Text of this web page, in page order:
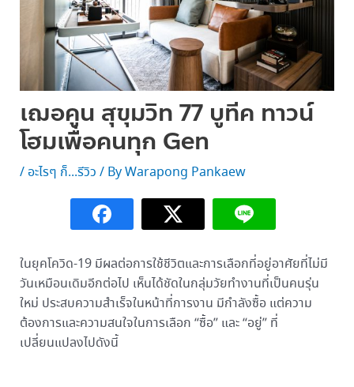
เฌอคูน สุขุมวิท 77 บูทีค ทาวน์
โฮมเพื่อคนทุก Gen
/ อะไรๆ ก็...รีวิว / ByWarapong Pankaew
ในยุคโควิด-19 มีผลต่อการใช้ชีวิตและการเลือกที่อยู่อาศัยที่ไม่มี
วันเหมือนเดิมอีกต่อไป เห็นได้ชัดในกลุ่มวัยทำงานที่เป็นคนรุ่น
ใหม่ ประสบความสำเร็จในหน้าที่การงาน มีกำลังซื้อ แต่ความ
ต้องการและความสนใจในการเลือก “ซื้อ” และ “อยู่” ที่
เปลี่ยนแปลงไปดังนี้